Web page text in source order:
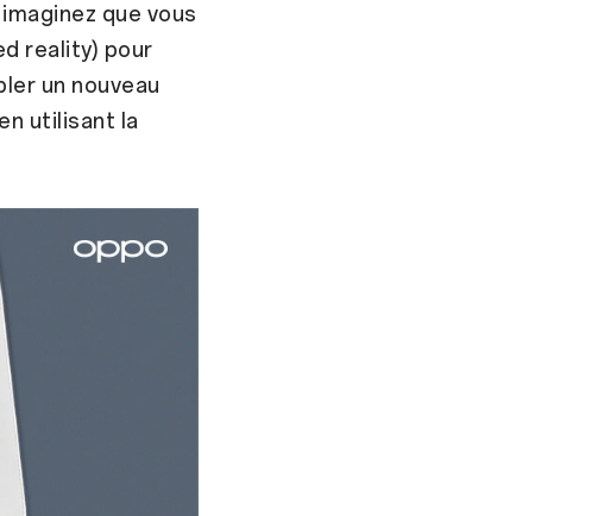
que vous
reality) pour
un nouveau
utilisant la